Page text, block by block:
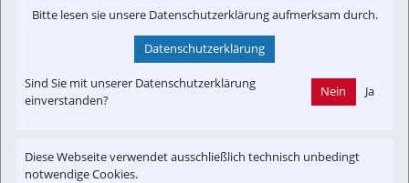
Historisch Newslink Touristik
Fahrzeug-Portrait
Strecken-Portrait
Betreiber
Denkmalschutz
Infrastruktur
Bitte lesen sie unsere Datenschutzerklärung aufmerksam durch.
Datenschutzerklärung
Sind Sie mit unserer Datenschutzerklärung
einverstanden?
Nein Ja
Diese Webseite verwendet ausschließlich technisch unbedingt
notwendige Cookies.